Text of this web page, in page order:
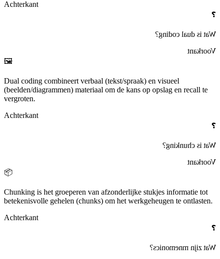
Achterkant
❓
Wat is
dual coding
?
Voorkant
🖼️
Dual coding combineert verbaal (tekst/spraak) en visueel
(beelden/diagrammen) materiaal om de kans op opslag en recall te
vergroten.
Achterkant
❓
Wat is
chunking
?
Voorkant
📦
Chunking is het groeperen van afzonderlijke stukjes informatie tot
betekenisvolle gehelen (chunks) om het werkgeheugen te ontlasten.
Achterkant
❓
Wat zijn
mnemonics
?